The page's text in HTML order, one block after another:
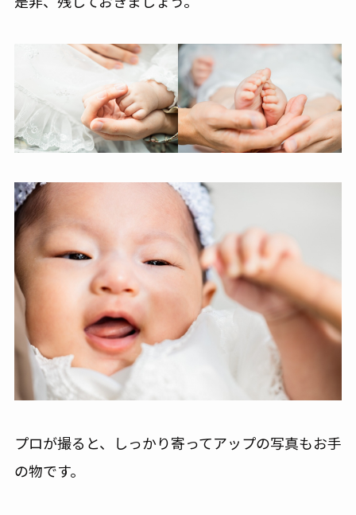
プロが撮ると、しっかり寄ってアップの写真もお手
の物です。